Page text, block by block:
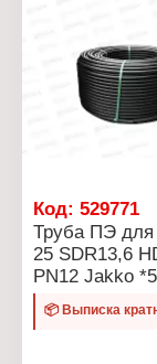
Резьба
Код: 529771
Труба ПЭ
25 SDR13,6
PN12 Jakko
📦 Выписка